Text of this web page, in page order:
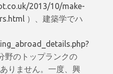
2013/10/make-
）、建築学でハ
野のトップランクの
りません。一度、興